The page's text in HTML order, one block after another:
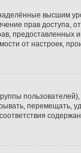
высшим
прав доступа,
от настроек,
перемещать,